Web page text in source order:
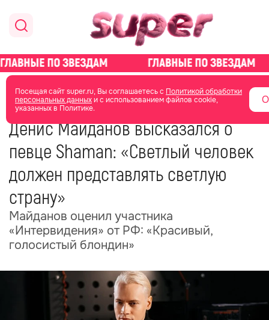
Посещая сайт super.ru, Вы соглашаетесь с Политикой обработки
персональных данныхи с использованием файлов cookie,
указанных в Политике.
главная новости о звездах
23 мая 2025 20:13
Денис Майданов высказался о
певце Shaman: «Светлый человек
должен представлять светлую
страну»
Майданов оценил участника
«Интервидения» от РФ: «Красивый,
голосистый блондин»